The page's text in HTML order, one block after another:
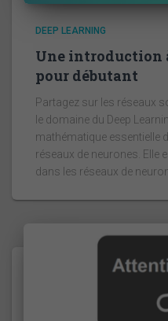
DEEP LEARNING
Une introduction
pour débutant
Partagez sur les réseaux
le domaine du Deep
mathématique essentielle
réseaux de neurones. Elle
dans les réseaux de